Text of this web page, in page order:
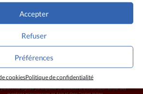
Accepter
Refuser
Préférences
cookiesPolitique de confidentialité
CRÉDITS